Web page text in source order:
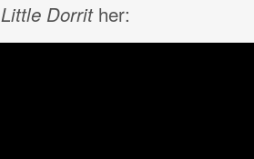
Little Dorrither: